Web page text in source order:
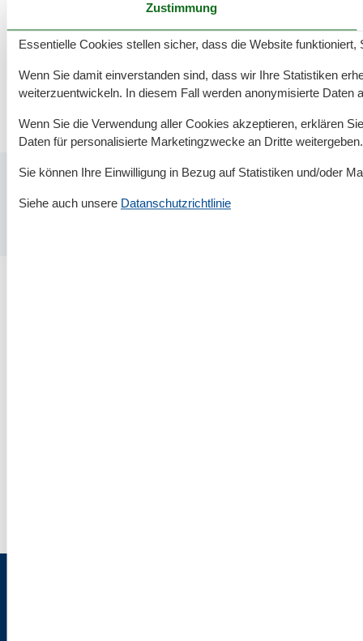
Wann ist die beste Reisezeit?
Welche Insel ist ideal für Familien?
Zustimmung
Essentielle Cookies stellen sicher, dass die Website
Wenn Sie damit einverstanden sind, dass wir Ihre Statistiken
weiterzuentwickeln. In diesem Fall werden anonymisierte Daten
Wenn Sie die Verwendung aller Cookies akzeptieren, erklären
Daten für personalisierte Marketingzwecke an Dritte weitergeben.
Sie können Ihre Einwilligung in Bezug auf Statistiken und/oder
Siehe auch unsere Datanschutzrichtlinie